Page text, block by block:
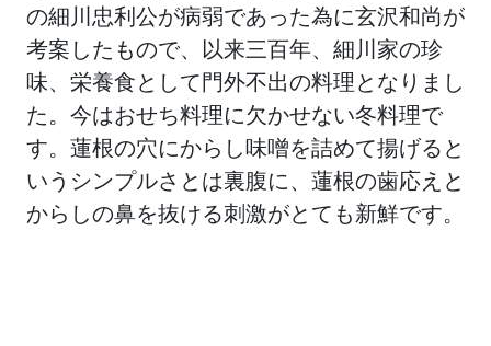
の細川忠利公が病弱であった為に玄沢和尚が
考案したもので、以来三百年、細川家の珍
味、栄養食として門外不出の料理となりまし
た。今はおせち料理に欠かせない冬料理で
す。蓮根の穴にからし味噌を詰めて揚げると
いうシンプルさとは裏腹に、蓮根の歯応えと
からしの鼻を抜ける刺激がとても新鮮です。